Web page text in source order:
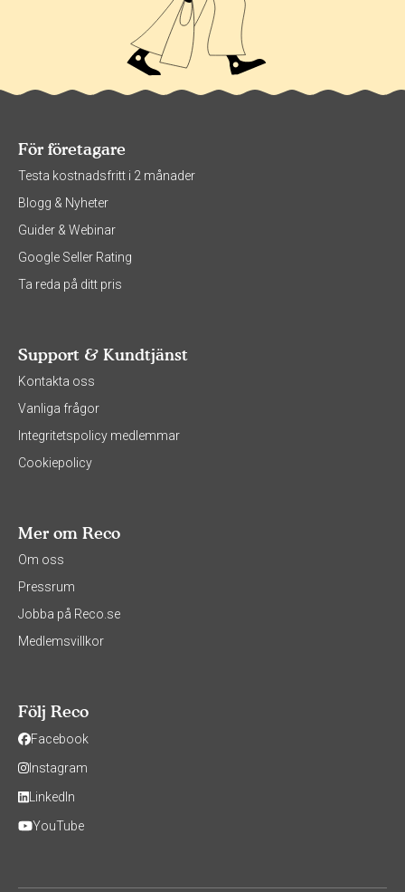
För företagare
Testa kostnadsfritt i 2 månader
Blogg & Nyheter
Guider & Webinar
Google Seller Rating
Ta reda på ditt pris
Support & Kundtjänst
Kontakta oss
Vanliga frågor
Integritetspolicy medlemmar
Cookiepolicy
Mer om Reco
Om oss
Pressrum
Jobba på Reco.se
Medlemsvillkor
Följ Reco
Facebook
Instagram
LinkedIn
YouTube